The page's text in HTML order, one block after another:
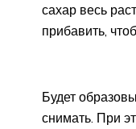
сахар весь
прибавить,
Будет
снимать. При